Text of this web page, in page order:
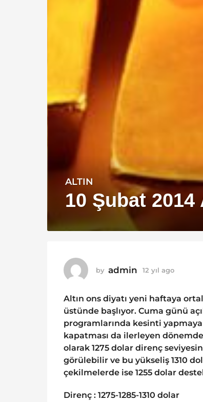
1
2
y
l
1
2
y
l
a
g
o
ALTIN
10 Şubat 2014
by admin 12 yıl ago
ı
l
g
o
Altın ons diyatı yeni haftaya
üstünde başlıyor. Cuma günü
programlarında kesinti
kapatması da ilerleyen
olarak 1275 dolar direnç
görülebilir ve bu yükseliş 1310
çekilmelerde ise 1255 dolar
Direnç : 1275-1285-1310 dolar